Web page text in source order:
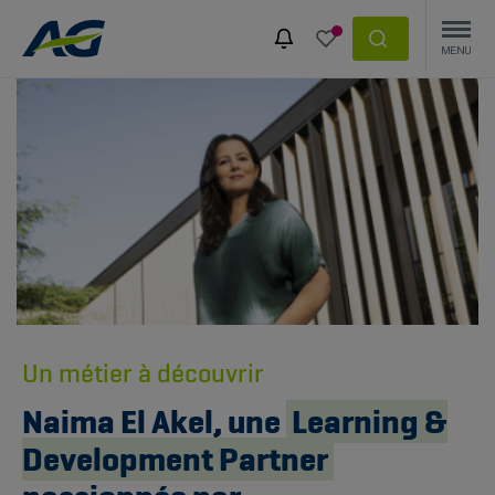
Un métier à découvrir
Naima El Akel, une Learning &
Development Partner